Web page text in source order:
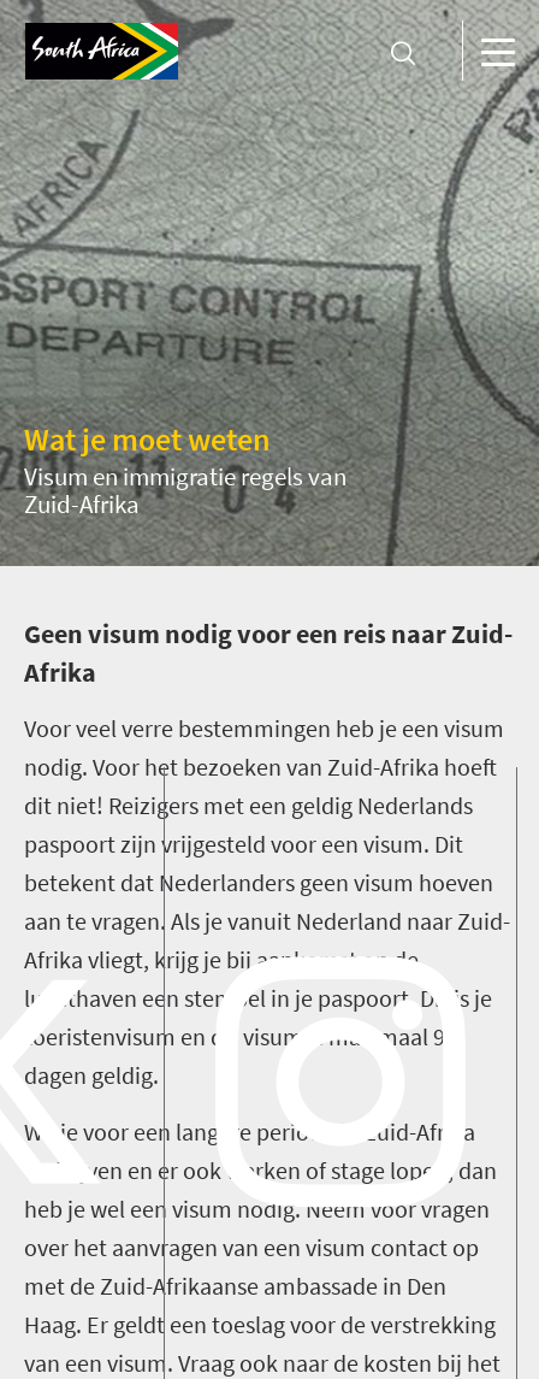
Wat je moet weten
Visum en immigratie regels van
Zuid-Afrika
Geen visum nodig voor een reis naar Zuid-
Afrika
Voor veel verre bestemmingen heb je een visum
nodig. Voor het bezoeken van Zuid-Afrika hoeft
dit niet! Reizigers met een geldig Nederlands
paspoort zijn vrijgesteld voor een visum. Dit
betekent dat Nederlanders geen visum hoeven
aan te vragen. Als je vanuit Nederland naar Zuid-
Afrika vliegt, krijg je bij aankomst op de
luchthaven een stempel in je paspoort. Dit is je
toeristenvisum en dit visum is maximaal 90
dagen geldig.
Wil je voor een langere periode in Zuid-Afrika
verblijven en er ook werken of stage lopen, dan
heb je wel een visum nodig. Neem voor vragen
over het aanvragen van een visum contact op
met de Zuid-Afrikaanse ambassade in Den
Haag. Er geldt een toeslag voor de verstrekking
van een visum. Vraag ook naar de kosten bij het